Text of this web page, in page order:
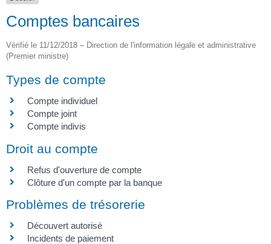
Comptes bancaires
Vérifié le 11/12/2018 – Direction de l'information légale et administrative
(Premier ministre)
Types de compte
Compte individuel
Compte joint
Compte indivis
Droit au compte
Refus d'ouverture de compte
Clôture d'un compte par la banque
Problèmes de trésorerie
Découvert autorisé
Incidents de paiement